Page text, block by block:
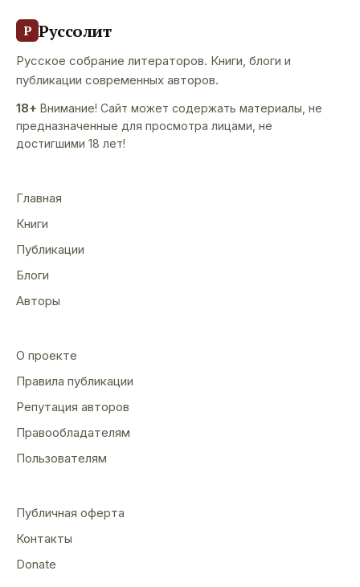
Р Руссолит
Русское собрание литераторов. Книги, блоги и
публикации современных авторов.
18+ Внимание! Сайт может содержать материалы, не
предназначенные для просмотра лицами, не
достигшими 18 лет!
Главная
Книги
Публикации
Блоги
Авторы
О проекте
Правила публикации
Репутация авторов
Правообладателям
Пользователям
Публичная оферта
Контакты
Donate